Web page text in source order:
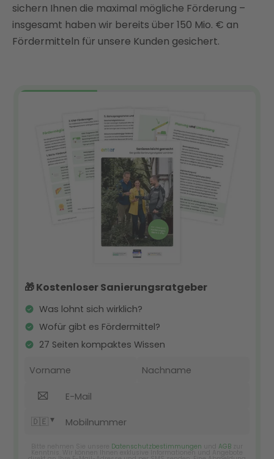
sichern Ihnen die maximal mögliche Förderung –
insgesamt haben wir bereits über 150 Mio. € an
Fördermitteln für unsere Kunden gesichert.